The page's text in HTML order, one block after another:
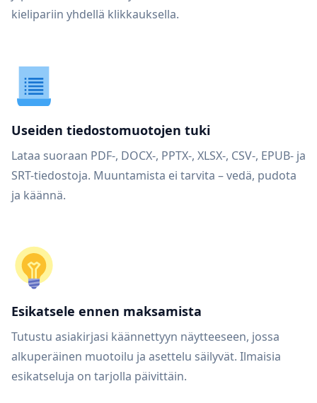
kielipariin yhdellä klikkauksella.
Useiden tiedostomuotojen tuki
Lataa suoraan PDF-, DOCX-, PPTX-, XLSX-, CSV-, EPUB- ja
SRT-tiedostoja. Muuntamista ei tarvita – vedä, pudota
ja käännä.
Esikatsele ennen maksamista
Tutustu asiakirjasi käännettyyn näytteeseen, jossa
alkuperäinen muotoilu ja asettelu säilyvät. Ilmaisia
esikatseluja on tarjolla päivittäin.